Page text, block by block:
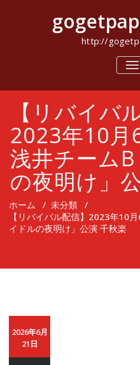
キ
http://
ナ
ビ
シ
ョ
ン
を
切
り
替
え
【リバイバ
2023年10月
浅井チーム
の夜明け」
ホーム / 未分類 /
【リバイバル配信】2023年10
イドルの夜明け」公演 千秋楽
2026年6月
21日